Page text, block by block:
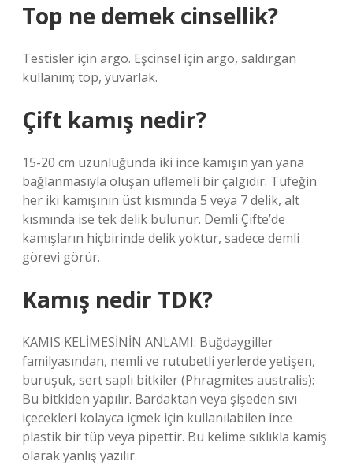
Top ne demek cinsellik?
Testisler için argo. Eşcinsel için argo, saldırgan
kullanım; top, yuvarlak.
Çift kamış nedir?
15-20 cm uzunluğunda iki ince kamışın yan yana
bağlanmasıyla oluşan üflemeli bir çalgıdır. Tüfeğin
her iki kamışının üst kısmında 5 veya 7 delik, alt
kısmında ise tek delik bulunur. Demli Çifte’de
kamışların hiçbirinde delik yoktur, sadece demli
görevi görür.
Kamış nedir TDK?
KAMIS KELİMESİNİN ANLAMI: Buğdaygiller
familyasından, nemli ve rutubetli yerlerde yetişen,
buruşuk, sert saplı bitkiler (Phragmites australis):
Bu bitkiden yapılır. Bardaktan veya şişeden sıvı
içecekleri kolayca içmek için kullanılabilen ince
plastik bir tüp veya pipettir. Bu kelime sıklıkla kamiş
olarak yanlış yazılır.